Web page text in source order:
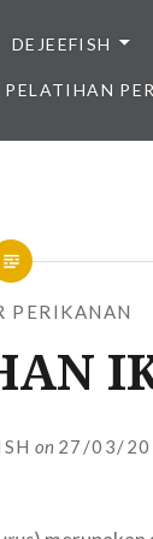
DEJEEFISH
PELATIHAN
PERIKANAN
on 27/03/